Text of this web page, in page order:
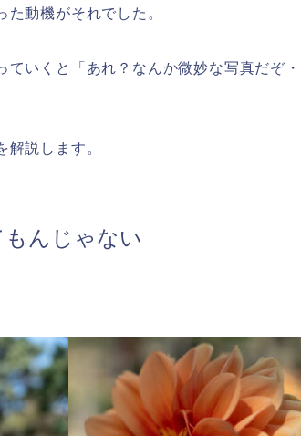
動機がそれでした。
ていくと「あれ？なんか微妙な写真だぞ
説します。
んじゃない